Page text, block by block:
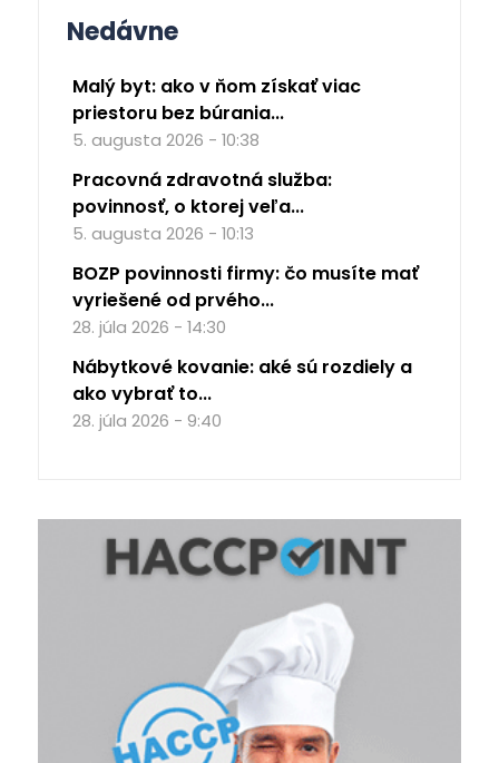
Nedávne
Malý byt: ako v ňom získať viac
priestoru bez búrania...
5. augusta 2026 - 10:38
Pracovná zdravotná služba:
povinnosť, o ktorej veľa...
5. augusta 2026 - 10:13
BOZP povinnosti firmy: čo musíte mať
vyriešené od prvého...
28. júla 2026 - 14:30
Nábytkové kovanie: aké sú rozdiely a
ako vybrať to...
28. júla 2026 - 9:40